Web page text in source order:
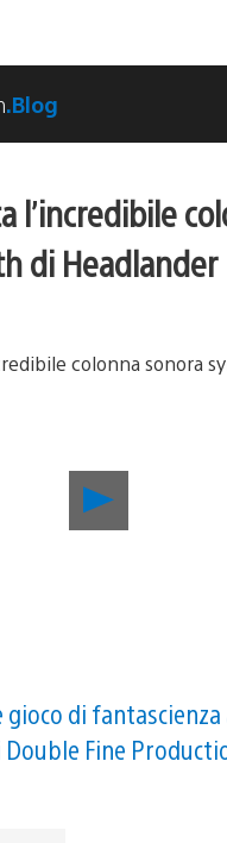
.Blog
l’incredibile
di Headlander
Come
di fantascienza
Fine